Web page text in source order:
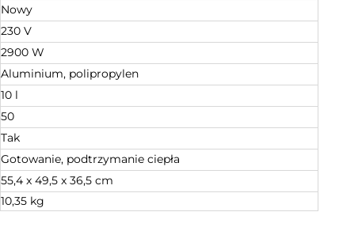
Nowy
230 V
2900 W
Aluminium, polipropylen
10 l
50
Tak
Gotowanie, podtrzymanie ciepła
55,4 x 49,5 x 36,5 cm
10,35 kg